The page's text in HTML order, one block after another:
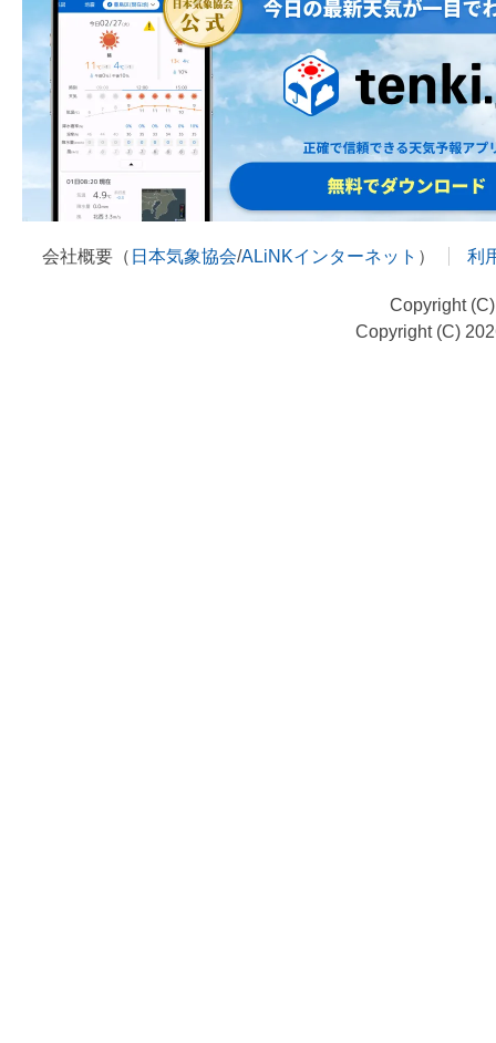
会社概要（ 日本気象協会/ALiNKインターネット ） 利
Copyright
Copyright (C)